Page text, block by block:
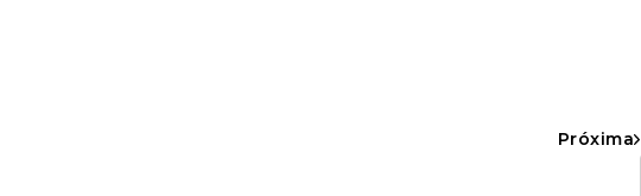
ela havia saído para conversar com uma amiga
afirmou que ficou assustada com a força utilizada pelo
que sentiu medo diante da forma como foi segurada
Próxima